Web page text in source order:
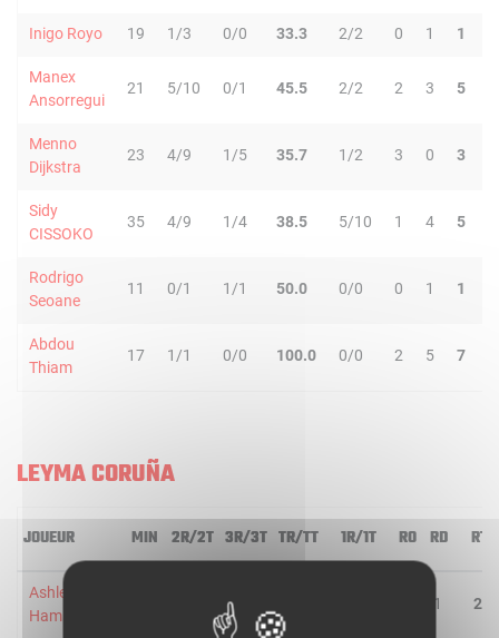
Inigo Royo 19 1/3 0/0 33.3 2/2 0 1 1
Manex
Ansorregui
21 5/10 0/1 45.5 2/2 2 3 5
Menno
Dijkstra
23 4/9 1/5 35.7 1/2 3 0 3
Sidy
CISSOKO
35 4/9 1/4 38.5 5/10 1 4 5
Rodrigo
Seoane
11 0/1 1/1 50.0 0/0 0 1 1
Abdou
Thiam
17 1/1 0/0 100.0 0/0 2 5 7
LEYMA CORUÑA
JOUEUR MIN 2R/2T 3R/3T TR/TT 1R/1T RO RD RT
Ashley
Hamilton
1/2 1 2